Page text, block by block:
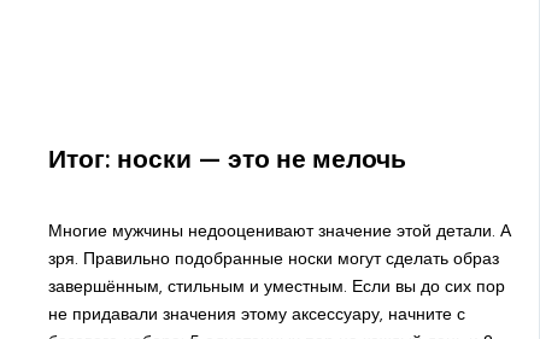
Итог: носки — это не мелочь
Многие мужчины недооценивают значение этой детали. А
зря. Правильно подобранные носки могут сделать образ
завершённым, стильным и уместным. Если вы до сих пор
не придавали значения этому аксессуару, начните с